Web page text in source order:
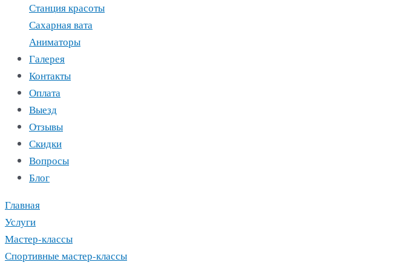
Станция красоты
Сахарная вата
Аниматоры
Галерея
Контакты
Оплата
Выезд
Отзывы
Скидки
Вопросы
Блог
Главная
Услуги
Мастер-классы
Спортивные мастер-классы